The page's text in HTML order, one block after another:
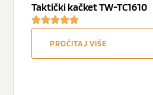
Taktički kačket TW-TC1610
PROČITAJ VIŠE